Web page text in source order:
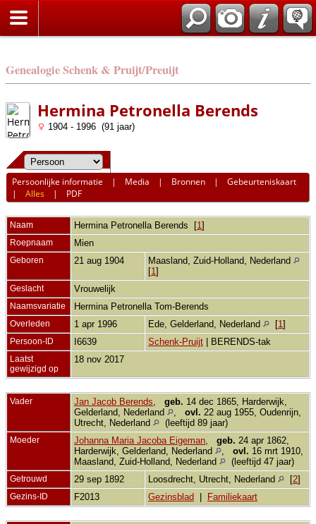
Genealogie Schenk & Pruijt/Preuijt
Hermina Petronella Berends
1904 - 1996 (91 jaar)
Persoonlijke informatie | Media | Bronnen |Gebeurteniskaart
|Alles | PDF
Naam Hermina Petronella Berends [1]
Roepnaam Mien
Geboren 21 aug 1904
Maasland, Zuid-Holland, Nederland
[1]
Geslacht Vrouwelijk
Naamsvariatie Hermina Petronella Tom-Berends
Overleden 1 apr 1996 Ede, Gelderland, Nederland [1]
Persoon-ID I6639 Schenk-Pruijt | BERENDS-tak
Laatst
gewijzigd op
18 nov 2017
Vader Jan Jacob Berends, geb. 14 dec 1865, Harderwijk,
Gelderland, Nederland
, ovl. 22 aug 1955, Oudenrijn,
Utrecht, Nederland
(leeftijd 89 jaar)
Moeder Johanna Maria Jacoba Eigeman, geb. 24 apr 1862,
Harderwijk, Gelderland, Nederland
, ovl. 16 mrt 1910,
Maasland, Zuid-Holland, Nederland
(leeftijd 47 jaar)
Getrouwd 29 sep 1892 Loosdrecht, Utrecht, Nederland [2]
Gezins-ID F2013 Gezinsblad Familiekaart